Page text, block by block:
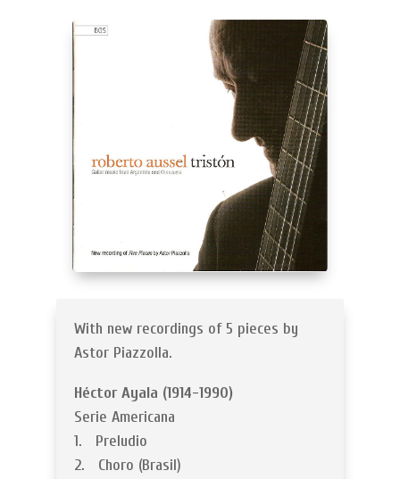
With new recordings of 5 pieces by
Astor Piazzolla.
Héctor Ayala (1914-1990)
Serie Americana
1. Preludio
2. Choro (Brasil)